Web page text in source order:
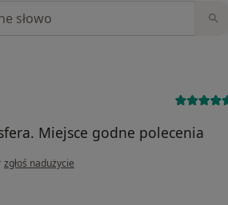
Miejsce godne polecenia
w opinii użytkownika K.W.
zgłoś nadużycie